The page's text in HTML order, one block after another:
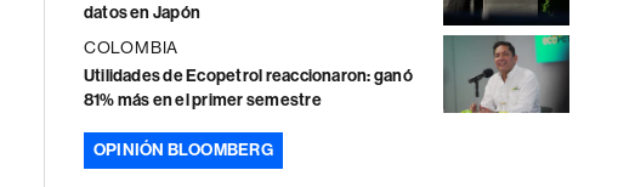
datos en Japón
COLOMBIA
Utilidades de Ecopetrol reaccionaron: ganó
81% más en el primer semestre
OPINIÓN BLOOMBERG